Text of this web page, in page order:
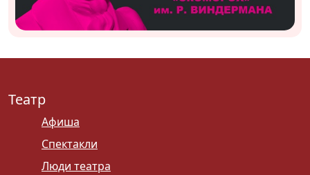
Театр
Афиша
Спектакли
Люди театра